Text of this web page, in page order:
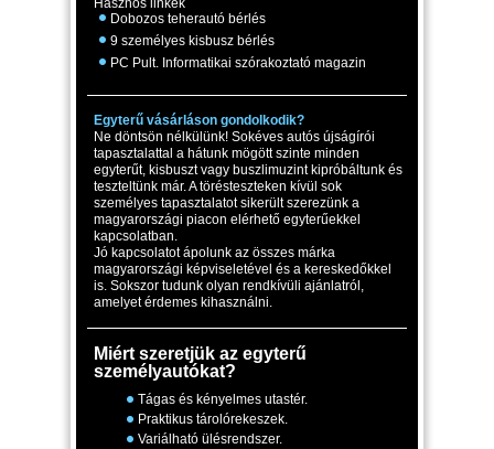
Hasznos linkek
Dobozos teherautó bérlés
9 személyes kisbusz bérlés
PC Pult. Informatikai szórakoztató magazin
Egyterű vásárláson gondolkodik?
Ne döntsön nélkülünk! Sokéves autós újságírói
tapasztalattal a hátunk mögött szinte minden
egyterűt, kisbuszt vagy buszlimuzint kipróbáltunk és
teszteltünk már. A törésteszteken kívül sok
személyes tapasztalatot sikerült szerezünk a
magyarországi piacon elérhető egyterűekkel
kapcsolatban.
Jó kapcsolatot ápolunk az összes márka
magyarországi képviseletével és a kereskedőkkel
is. Sokszor tudunk olyan rendkívüli ajánlatról,
amelyet érdemes kihasználni.
Miért szeretjük az egyterű
személyautókat?
Tágas és kényelmes utastér.
Praktikus tárolórekeszek.
Variálható ülésrendszer.